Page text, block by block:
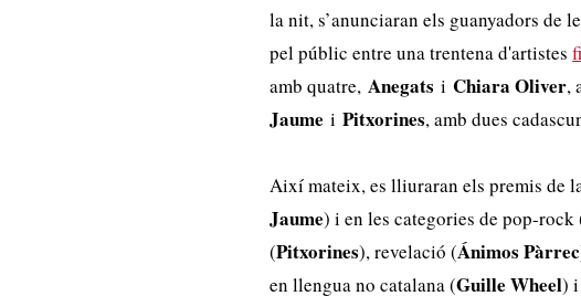
la nit, s’anunciaran els guanyadors de
pel públic entre una trentena d'artistes
amb quatre,Anegats iChiara Oliver,
Jaume iPitxorines, amb dues
Així mateix, es lliuraran els premis de
Jaume) i en les categories de pop-rock
(Pitxorines), revelació (Ánimos Pàrrec
en llengua no catalana (Guille Wheel)